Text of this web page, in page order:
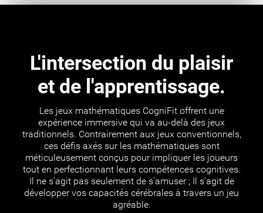
L'intersection du plaisir
et de l'apprentissage.
Les jeux mathématiques CogniFit offrent une
expérience immersive qui va au-delà des jeux
traditionnels. Contrairement aux jeux conventionnels,
ces défis axés sur les mathématiques sont
méticuleusement conçus pour impliquer les joueurs
tout en perfectionnant leurs compétences cognitives.
Il ne s'agit pas seulement de s'amuser ; Il s'agit de
développer vos capacités cérébrales à travers un jeu
agréable.